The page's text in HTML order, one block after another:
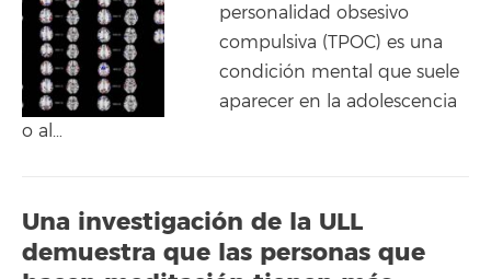
personalidad obsesivo
compulsiva (TPOC) es una
condición mental que suele
aparecer en la adolescencia
o al…
Una investigación de la ULL
demuestra que las personas que